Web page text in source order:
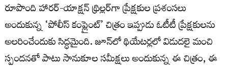
రూపొంది హారర్-యాక్షన్ థ్రిల్లర్‌గా ప్రేక్షకుల ప్రశంసలు
అందుకున్న ‘పోలీస్ కంప్లైంట్’ చిత్రం ఇప్పుడు ఓటీటీ ప్రేక్షకులను
అలరించేందుకు సిద్ధమైంది. జూన్‌లో థియేటర్లలో విడుదలై మంచి
స్పందనతో పాటు సానుకూల సమీక్షలు అందుకున్న ఈ చిత్రం, ఈ